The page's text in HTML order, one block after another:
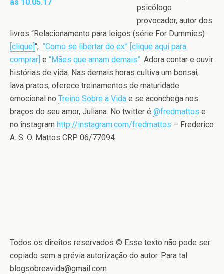
psicólogo
provocador, autor dos
livros “Relacionamento para leigos (série For Dummies)
[clique]“, “Como se libertar do ex” [clique aqui para
comprar] e “Mães que amam demais”. Adora contar e ouvir
histórias de vida. Nas demais horas cultiva um bonsai,
lava pratos, oferece treinamentos de maturidade
emocional no Treino Sobre a Vida e se aconchega nos
braços do seu amor, Juliana. No twitter é @fredmattos e
no instagram http://instagram.com/fredmattos – Frederico
A. S. O. Mattos CRP 06/77094
Todos os direitos reservados © Esse texto não pode ser
copiado sem a prévia autorização do autor. Para tal
blogsobreavida@gmail.com